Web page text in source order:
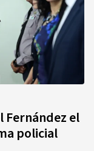
Fernández el
policial